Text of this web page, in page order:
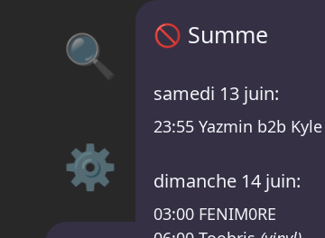
🔍
⚙️
Programme Summe –
🚫 Summe
samedi 13 juin:
23:55 Yazmin b2b
dimanche 14 juin:
03:00 FENIM0RE